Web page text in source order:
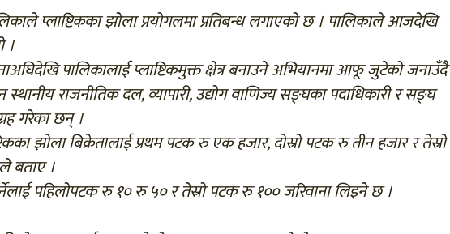
प्लाष्टिकका झोला प्रयोगलमा प्रतिबन्ध लगाएको छ । पालिकाले आजदेखि
।
पालिकालाई प्लाष्टिकमुक्त क्षेत्र बनाउने अभियानमा आफू जुटेको जनाउँदै
स्थानीय राजनीतिक दल, व्यापारी, उद्योग वाणिज्य सङ्घका पदाधिकारी र सङ्घ
गरेका छन् ।
झोला बिक्रेतालाई प्रथम पटक रु एक हजार, दोस्रो पटक रु तीन हजार र तेस्रो
बताए ।
पहिलोपटक रु १० रु ५० र तेस्रो पटक रु १०० जरिवाना लिइने छ ।